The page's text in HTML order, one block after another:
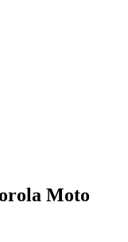
Moto